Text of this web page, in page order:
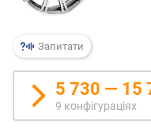
о
у
л
я
р
н
і
Запитати
5 730 — 15
9 конфігураціях